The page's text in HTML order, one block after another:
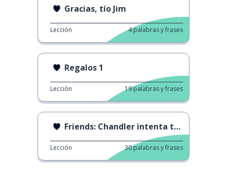
Gracias, tío Jim
Lección 4palabras y frases
Regalos 1
Lección 19palabras y frases
Friends: Chandler intenta tener citas online
Lección 30palabras y frases